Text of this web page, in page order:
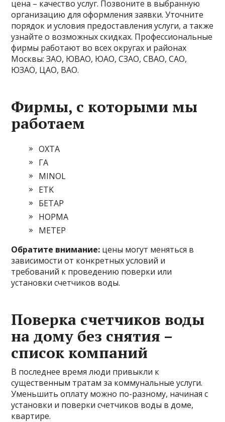
цена – качество услуг. Позвоните в выбранную
организацию для оформления заявки. Уточните
порядок и условия предоставления услуги, а также
узнайте о возможных скидках. Профессиональные
фирмы работают во всех округах и районах
Москвы: ЗАО, ЮВАО, ЮАО, СЗАО, СВАО, САО,
ЮЗАО, ЦАО, ВАО.
Фирмы, с которыми мы
работаем
ОХТА
ГА
MINOL
ETK
БЕТАР
НОРМА
МЕТЕР
Обратите внимание: цены могут меняться в
зависимости от конкретных условий и
требований к проведению поверки или
установки счетчиков воды.
Поверка счетчиков воды
на дому без снятия –
список компаний
В последнее время люди привыкли к
существенным тратам за коммунальные услуги.
Уменьшить оплату можно по-разному, начиная с
установки и поверки счетчиков воды в доме,
квартире.